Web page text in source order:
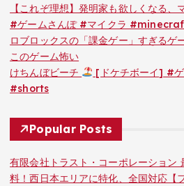
【これぞ理想】発明家も欲しくなる
#ゲームさんぽ #マイクラ
ロブロックスの「課金ゲー」すぎるゲ
このゲーム怖い
けちんぼビーチ
[ドケチボーイ] #
#shorts
Popular Posts
有限会社トラスト・コーポレーション
料！西日本エリアに特化、全国対応【